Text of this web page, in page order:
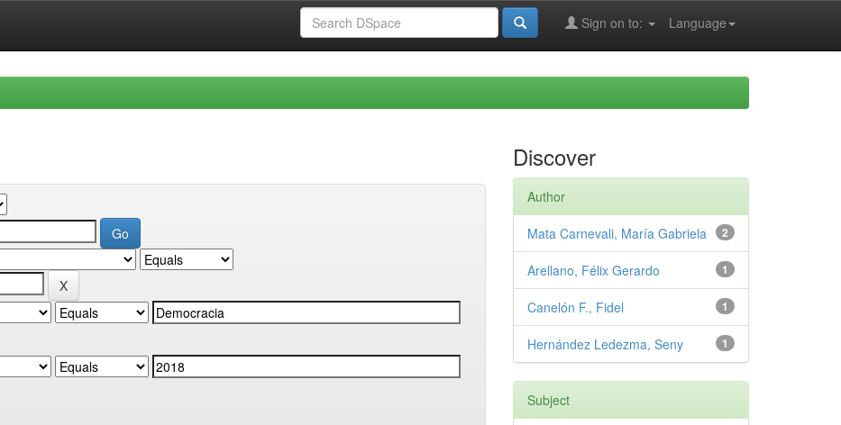
Language
Sign on to:
Discover
Author
2
Mata Carnevali, María Gabriela
1
Arellano, Félix Gerardo
1
Canelón F., Fidel
1
Hernández Ledezma, Seny
Subject